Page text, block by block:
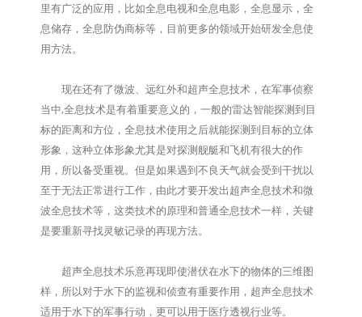
里有广泛的应用，比如全息电视和全息电影，全息显示，全
息储存，全息防伪商标等，目前更多的领域开始研发全息使
用方法。
现在还有了微波、远红外和超声全息技术，在军事侦察
当中,全息技术是有着重要意义的，一般的雷达智能探测到目
标的距离和方位，全息技术使用之后就能探测到目标的立体
形象，这种立体形象尤其是对探测舰艇和飞机有很大的作
用，所以备受重视。但是如果遇到不良天气就会受到干扰以
至于无法正常进行工作，由此才要开发出超声全息技术和微
波全息技术等，这类技术的原理和普通全息技术一样，关键
是要重新寻找灵敏记录的再现方法。
超声全息技术乐意再现即使潜伏在水下的物体的三维图
样，所以对于水下的监视和侦查有重要作用，超声全息技术
适用于水下的军事行动，更可以用于医疗透视行业等。